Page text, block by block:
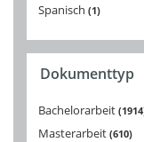
Spanisch 1
Dokumenttyp
Bachelorarbeit 1914
Masterarbeit 610